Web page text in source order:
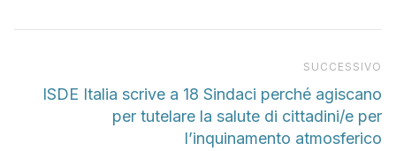
SUCCESSIVO
ISDE Italia scrive a 18 Sindaci perché agiscano
per tutelare la salute di cittadini/e per
l’inquinamento atmosferico